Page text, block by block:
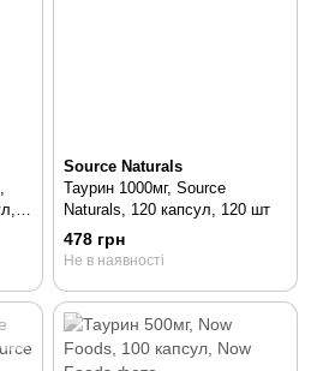
Source Naturals
Таурин 1000мг, Source
Naturals, 120 капсул, 120 шт
478 грн
Не в наявності